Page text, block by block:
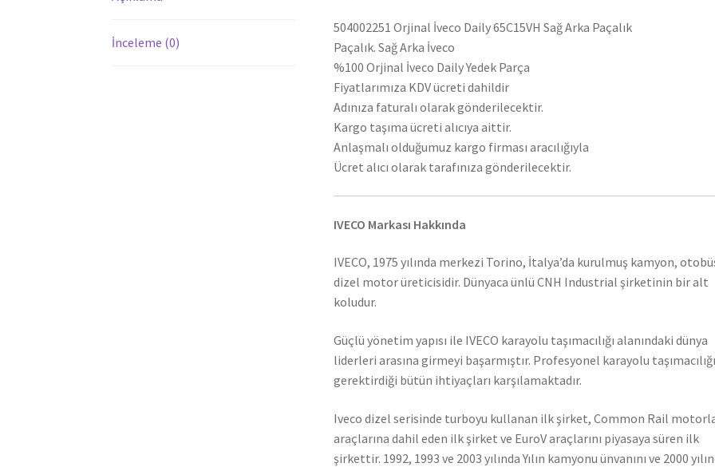
İnceleme (0)
504002251 Orjinal İveco Daily 65C15VH Sağ Arka Paçalık
Paçalık. Sağ Arka İveco
%100 Orjinal İveco Daily Yedek Parça
Fiyatlarımıza KDV ücreti dahildir
Adınıza faturalı olarak gönderilecektir.
Kargo taşıma ücreti alıcıya aittir.
Anlaşmalı olduğumuz kargo firması aracılığıyla
Ücret alıcı olarak tarafınıza gönderilecektir.
IVECO Markası Hakkında
IVECO, 1975 yılında merkezi Torino, İtalya’da kurulmuş kamyon,
dizel motor üreticisidir. Dünyaca ünlü CNH Industrial şirketinin bir alt
koludur.
Güçlü yönetim yapısı ile IVECO karayolu taşımacılığı alanındaki dünya
liderleri arasına girmeyi başarmıştır. Profesyonel karayolu
gerektirdiği bütün ihtiyaçları karşılamaktadır.
Iveco dizel serisinde turboyu kullanan ilk şirket, Common Rail
araçlarına dahil eden ilk şirket ve EuroV araçlarını piyasaya süren ilk
şirkettir. 1992, 1993 ve 2003 yılında Yılın kamyonu ünvanını ve 2000